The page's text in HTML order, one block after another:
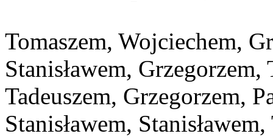
Tomaszem, Wojciechem,
Stanisławem, Grzegorzem,
Tadeuszem, Grzegorzem,
Stanisławem,